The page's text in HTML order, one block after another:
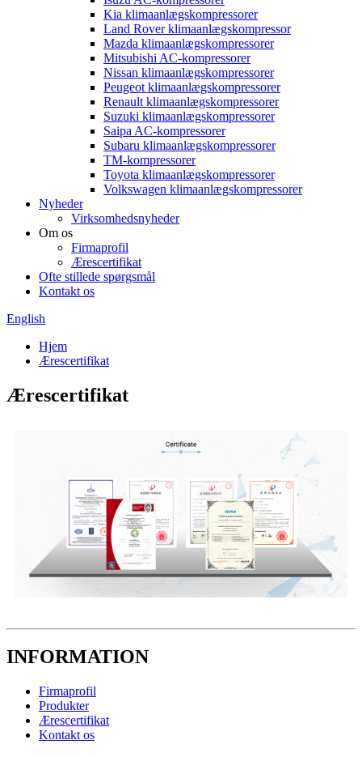
Kia klimaanlægskompressorer
Land Rover klimaanlægskompressor
Mazda klimaanlægskompressorer
Mitsubishi AC-kompressorer
Nissan klimaanlægskompressorer
Peugeot klimaanlægskompressorer
Renault klimaanlægskompressorer
Suzuki klimaanlægskompressorer
Saipa AC-kompressorer
Subaru klimaanlægskompressorer
TM-kompressorer
Toyota klimaanlægskompressorer
Volkswagen klimaanlægskompressorer
Nyheder
Virksomhedsnyheder
Om os
Firmaprofil
Ærescertifikat
Ofte stillede spørgsmål
Kontakt os
English
Hjem
Ærescertifikat
Ærescertifikat
INFORMATION
Firmaprofil
Produkter
Ærescertifikat
Kontakt os